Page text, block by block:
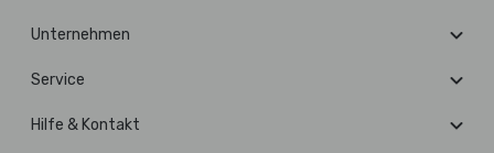
Unternehmen
Service
Hilfe & Kontakt